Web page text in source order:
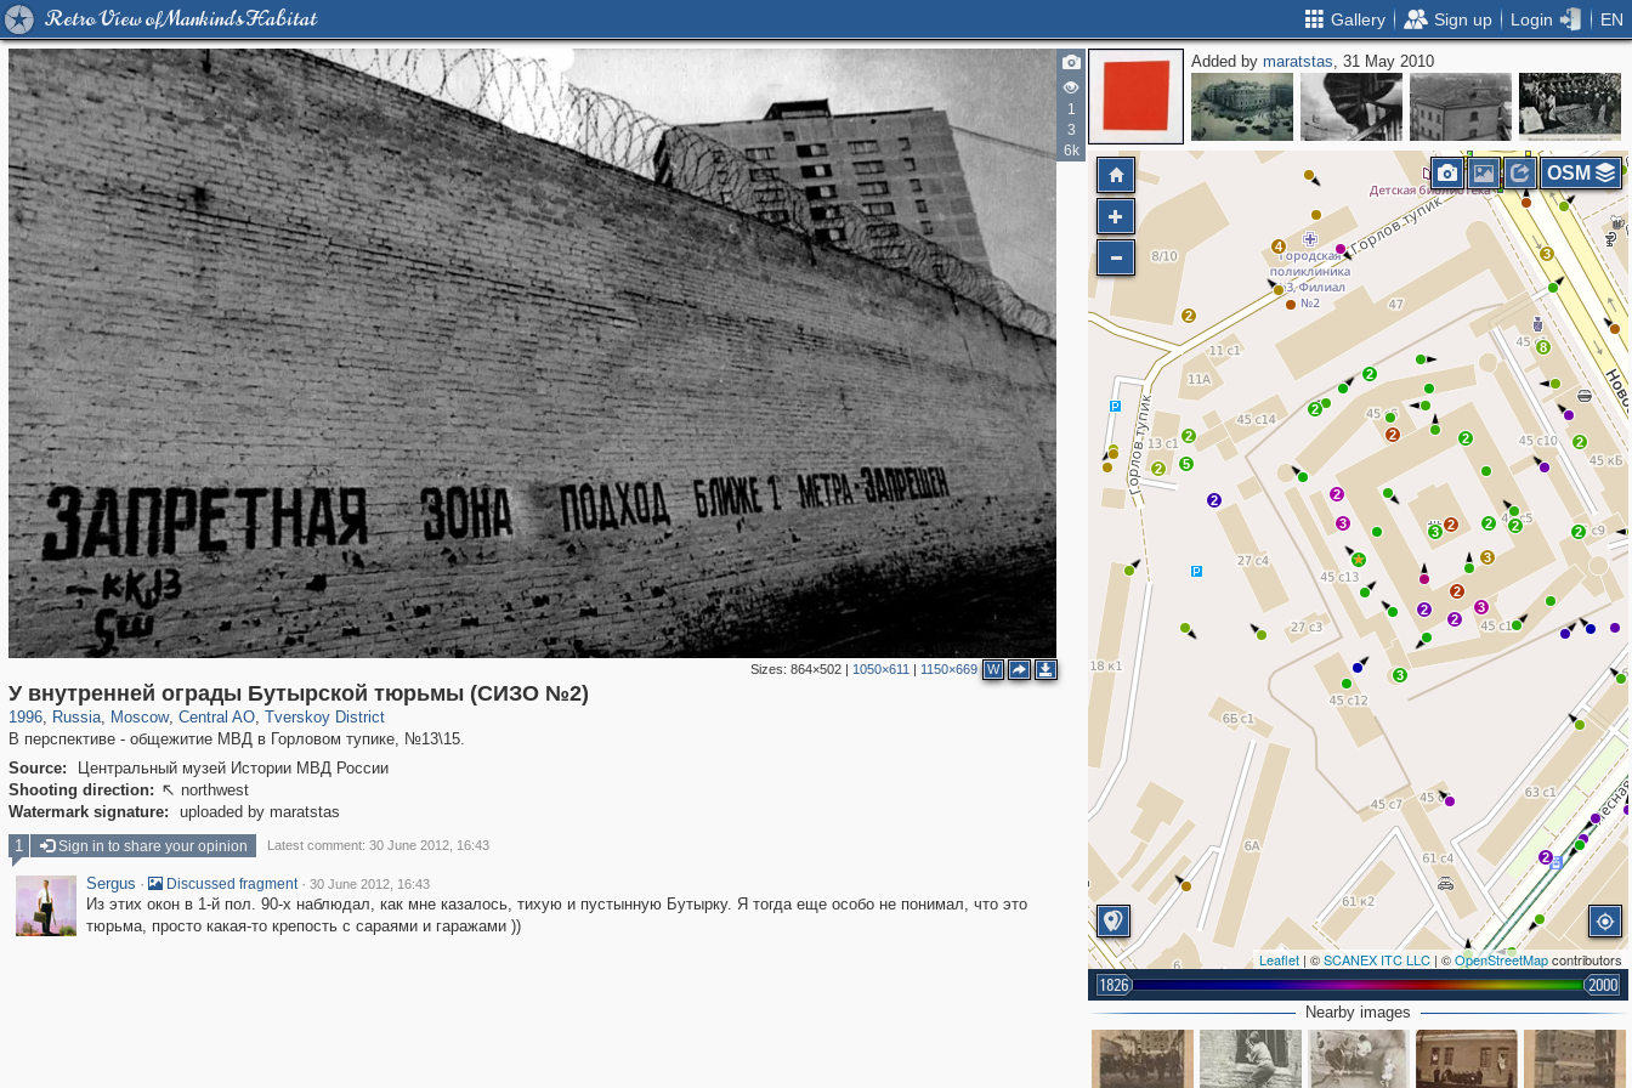
Retro View of Mankind's Habitat Gallery Sign up Login EN
1
3
6k
Sizes: 864×502| 1050×611 | 1150×669 W
У внутренней ограды Бутырской тюрьмы (СИЗО №2)
1996, Russia
1,406,627 29,243
, Moscow
319,843 8,286
, Central AO
159,998 5,916
, Tverskoy District
53,048 2,283
В перспективе - общежитие МВД в Горловом тупике, №13\15.
Source:
Центральный музей Истории МВД России
Shooting direction:  northwest
Watermark signature:
uploaded by maratstas
Added bymaratstas, 31 May 2010
2
2 3
3
8
2
2
2
2
4
2
2 5
2
2
2
3
3
2
2
3 2 2
3
3
2
2
2
2
2
2
2
Leaflet | ©SCANEX ITC LLC | ©OpenStreetMapcontributors
1826 2000
OSM
Nearby images
1 Sign in to share your opinion Latest comment: 30 June 2012, 16:43
Sergus · Discussed fragment · 30 June 2012, 16:43
Из этих окон в 1-й пол. 90-х наблюдал, как мне казалось, тихую и пустынную Бутырку. Я тогда еще особо не понимал, что это
тюрьма, просто какая-то крепость с сараями и гаражами ))